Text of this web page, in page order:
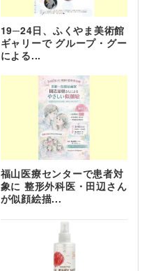
19─24日、ふくやま美術館
ギャリーで グループ・グー
による...
福山医療センターで患者対
象に 整形外科医・田辺さん
が似顔絵描...